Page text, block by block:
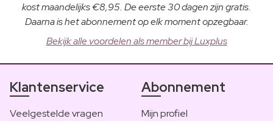
kost maandelijks €8,95. De eerste 30 dagen zijn gratis.
Daarna is het abonnement op elk moment opzegbaar.
Bekijk alle voordelen als member bij Luxplus
Klantenservice
Veelgestelde vragen
Abonnement
Mijn profiel